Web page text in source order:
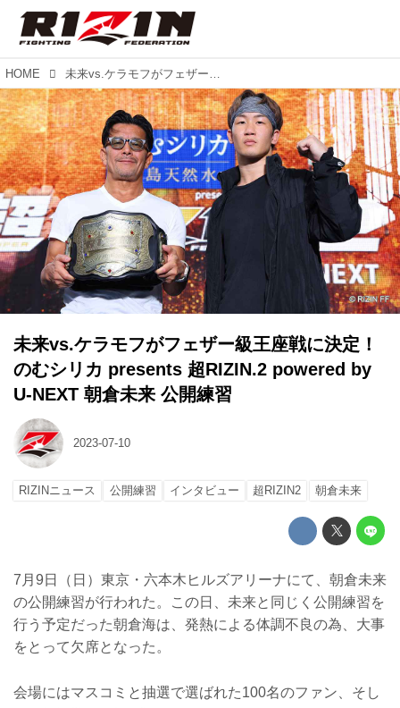
HOME 未来vs.ケラモフがフェザー級王座戦に決定！のむシリカ presents 超RIZIN.2 powered by U-NEXT 朝倉未来 公開練習
未来vs.ケラモフがフェザー級王座戦に決定！
のむシリカ presents 超RIZIN.2 powered by
U-NEXT 朝倉未来 公開練習
2023-07-10
RIZINニュース 公開練習 インタビュー 超RIZIN2 朝倉未来
7月9日（日）東京・六本木ヒルズアリーナにて、朝倉未来
の公開練習が行われた。この日、未来と同じく公開練習を
行う予定だった朝倉海は、発熱による体調不良の為、大事
をとって欠席となった。
会場にはマスコミと抽選で選ばれた100名のファン、そし